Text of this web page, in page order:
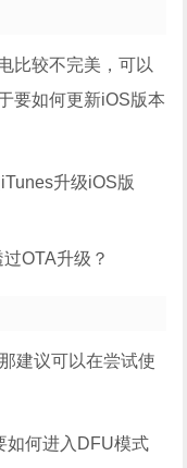
比较不完美，可以
要如何更新iOS版本
升级iOS版
OTA升级？
建议可以在尝试使
如何进入DFU模式